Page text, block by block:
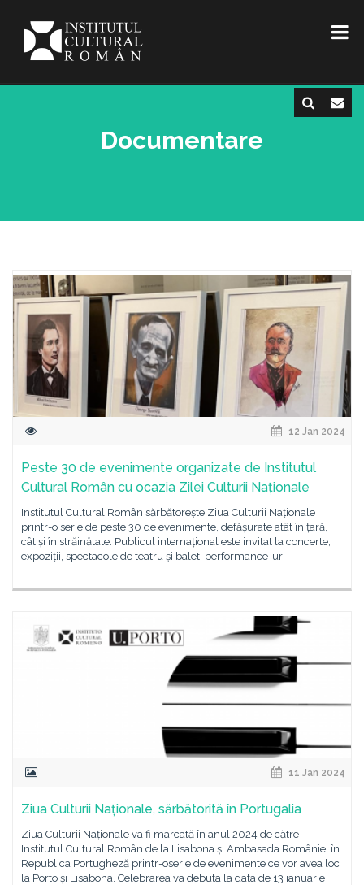
Documentare
12 Jan 2024
Peste 30 de evenimente organizate de Institutul
Cultural Român cu ocazia Zilei Culturii Naționale
Institutul Cultural Român sărbătorește Ziua Culturii Naționale
printr-o serie de peste 30 de evenimente, defășurate atât în țară,
cât și în străinătate. Publicul internațional este invitat la concerte,
expoziții, spectacole de teatru și balet, performance-uri
11 Jan 2024
Ziua Culturii Naționale, sărbătorită în Portugalia
Ziua Culturii Naționale va fi marcată în anul 2024 de către
Institutul Cultural Român de la Lisabona și Ambasada României în
Republica Portugheză printr-oserie de evenimente ce vor avea loc
la Porto și Lisabona. Celebrarea va debuta la data de 13 ianuarie